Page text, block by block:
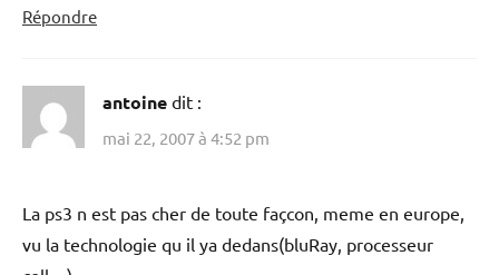
Répondre
antoine dit :
mai 22, 2007 à 4:52 pm
La ps3 n est pas cher de toute façcon, meme en europe,
vu la technologie qu il ya dedans(bluRay, processeur